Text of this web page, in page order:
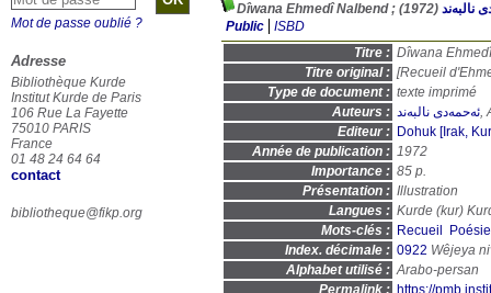
نالبەند (1972)
Public
ISBD
Titre :
Titre original : [Recueil
Type de document : texte imprimé
Auteurs : ئەحمەدی نالبەند,
Editeur : Dohuk [Irak,
Année de publication : 1972
Importance : 85 p.
Présentation : Illustration
Langues : Kurde (kur)
Mots-clés : Recueil
Index. décimale : 0922
Alphabet utilisé : Arabo-persan
Permalink : https://
Mot de passe oublié ?
Adresse
Bibliothèque Kurde
Institut Kurde de Paris
106 Rue La Fayette
75010 PARIS
France
01 48 24 64 64
contact
bibliotheque@fikp.org